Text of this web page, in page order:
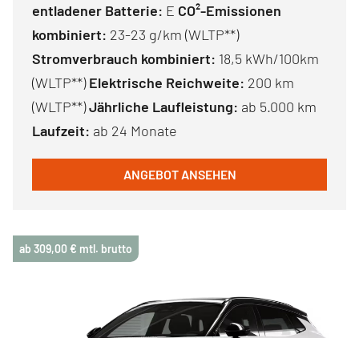
entladener Batterie: E CO²-Emissionen
kombiniert: 23-23 g/km (WLTP**)
Stromverbrauch kombiniert: 18,5 kWh/100km
(WLTP**)Elektrische Reichweite: 200 km
(WLTP**)Jährliche Laufleistung: ab 5.000 km
Laufzeit: ab 24 Monate
ANGEBOT ANSEHEN
ab 309,00 € mtl. brutto